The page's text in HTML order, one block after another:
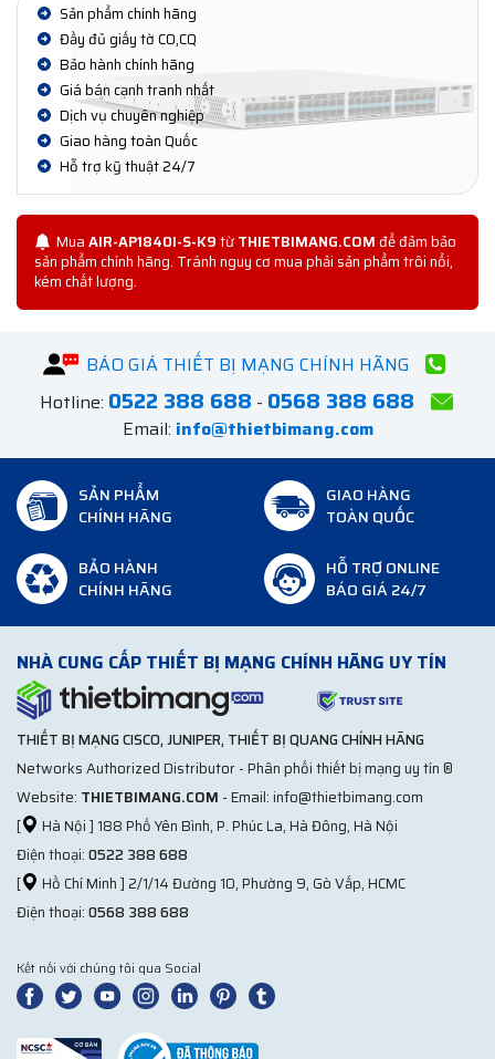
Sản phẩm chính hãng
Đầy đủ giấy tờ CO,CQ
Bảo hành chính hãng
Giá bán cạnh tranh nhất
Dịch vụ chuyên nghiệp
Giao hàng toàn Quốc
Hỗ trợ kỹ thuật 24/7
MuaAIR-AP1840I-S-K9từTHIETBIMANG.COMđể đảm bảo
sản phẩm chính hãng. Tránh nguy cơ mua phải sản phẩm trôi nổi,
kém chất lượng.
BÁO GIÁ THIẾT BỊ MẠNG CHÍNH HÃNG
Hotline: 0522 388 688 - 0568 388 688
Email: info@thietbimang.com
SẢN PHẨM
CHÍNH HÃNG
GIAO HÀNG
TOÀN QUỐC
BẢO HÀNH
CHÍNH HÃNG
HỖ TRỢ ONLINE
BÁO GIÁ 24/7
NHÀ CUNG CẤP THIẾT BỊ MẠNG CHÍNH HÃNG UY TÍN
THIẾT BỊ MẠNG CISCO, JUNIPER, THIẾT BỊ QUANG CHÍNH HÃNG
Networks Authorized Distributor - Phân phối thiết bị mạng uy tín ®
Website: THIETBIMANG.COM - Email: info@thietbimang.com
[
Hà Nội ] 188 Phố Yên Bình, P. Phúc La, Hà Đông, Hà Nội
Điện thoại:0522 388 688
[
Hồ Chí Minh ] 2/1/14 Đường 10, Phường 9, Gò Vấp, HCMC
Điện thoại:0568 388 688
Kết nối với chúng tôi qua Social